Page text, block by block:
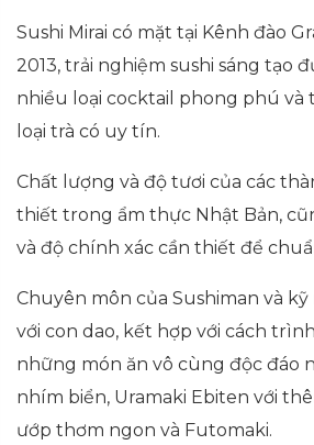
Sushi Mirai có mặt tại Kênh đào
2013, trải nghiệm sushi sáng tạo
nhiều loại cocktail phong phú và
loại trà có uy tín.
Chất lượng và độ tươi của các
thiết trong ẩm thực Nhật Bản,
và độ chính xác cần thiết để
Chuyên môn của Sushiman và
với con dao, kết hợp với cách
những món ăn vô cùng độc đáo
nhím biển, Uramaki Ebiten với
ướp thơm ngon và Futomaki.